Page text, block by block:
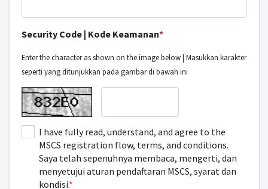
Security Code | Kode Keamanan*
Enter the character as shown on the image below | Masukkan karakter
seperti yang ditunjukkan pada gambar di bawah ini
I have fully read, understand, and agree to the
MSCS registration flow, terms, and conditions.
Saya telah sepenuhnya membaca, mengerti, dan
menyetujui aturan pendaftaran MSCS, syarat dan
kondisi.*